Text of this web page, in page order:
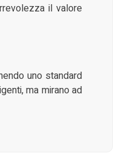
il valore
uno standard
ma mirano ad